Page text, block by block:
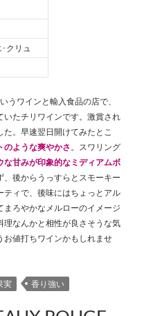
クリュ
うワインと輸入食品の店で、
いたチリワインです。激賞され
。早速翌日開けてみたとこ
のような爽やかさ 。スワリング
な甘みが印象的なミディアムボ
後からうっすらとスモーキー
ィで、後味にはちょっとアル
ろやかなメルローのイメージ
理なんかと相性が良さそうな気
お値打ちワインかもしれませ
実 香り強い